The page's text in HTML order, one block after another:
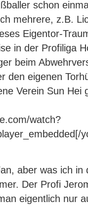
schon
mehrere, z.B.
Eigentor-
in der Profiliga
beim
den eigenen
Verein Sun Hei
watch?
aber was ich in
Der Profi
eigentlich nur